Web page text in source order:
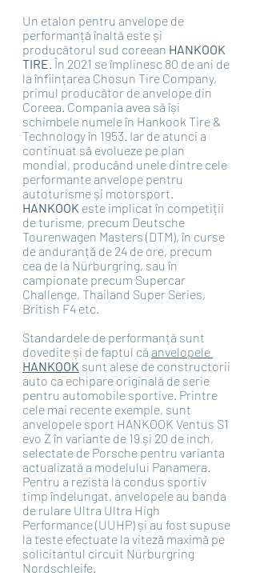
Un etalon pentru anvelope de
performanță înaltă este și
producătorul sud coreean HANKOOK
TIRE . În 2021 se împlinesc 80 de ani de
la înființarea Chosun Tire Company,
primul producător de anvelope din
Coreea. Compania avea să își
schimbele numele în Hankook Tire &
Technology în 1953. Iar de atunci a
continuat să evolueze pe plan
mondial, producând unele dintre cele
performante anvelope pentru
autoturisme și motorsport.
HANKOOK este implicat în competiții
de turisme, precum Deutsche
Tourenwagen Masters (DTM), în curse
de anduranță de 24 de ore, precum
cea de la Nürburgring, sau în
campionate precum Supercar
Challenge, Thailand Super Series,
British F4 etc.
Standardele de performanță sunt
dovedite și de faptul că anvelopele
HANKOOK sunt alese de constructorii
auto ca echipare originală de serie
pentru automobile sportive. Printre
cele mai recente exemple, sunt
anvelopele sport HANKOOK Ventus S1
evo Z în variante de 19 și 20 de inch,
selectate de Porsche pentru varianta
actualizată a modelului Panamera.
Pentru a rezista la condus sportiv
timp îndelungat, anvelopele au banda
de rulare Ultra Ultra High
Performance (UUHP) și au fost supuse
la teste efectuate la viteză maximă pe
solicitantul circuit Nürburgring
Nordschleife.